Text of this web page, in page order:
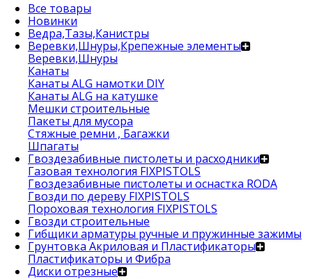
Все товары
Новинки
Ведра,Тазы,Канистры
Веревки,Шнуры,Крепежные элементы
Веревки,Шнуры
Канаты
Канаты ALG намотки DIY
Канаты ALG на катушке
Мешки строительные
Пакеты для мусора
Стяжные ремни , Багажки
Шпагаты
Гвоздезабивные пистолеты и расходники
Газовая технология FIXPISTOLS
Гвоздезабивные пистолеты и оснастка RODA
Гвозди по дереву FIXPISTOLS
Пороховая технология FIXPISTOLS
Гвозди строительные
Гибщики арматуры ручные и пружинные зажимы
Грунтовка Акриловая и Пластификаторы
Пластификаторы и Фибра
Диски отрезные